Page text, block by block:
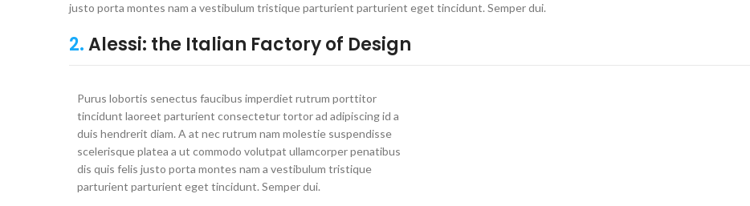
justo porta montes nam a vestibulum tristique parturient parturient eget tincidunt. Semper dui.
2.Alessi: the Italian Factory of Design
Purus lobortis senectus faucibus imperdiet rutrum porttitor
tincidunt laoreet parturient consectetur tortor ad adipiscing id a
duis hendrerit diam. A at nec rutrum nam molestie suspendisse
scelerisque platea a ut commodo volutpat ullamcorper penatibus
dis quis felis justo porta montes nam a vestibulum tristique
parturient parturient eget tincidunt. Semper dui.